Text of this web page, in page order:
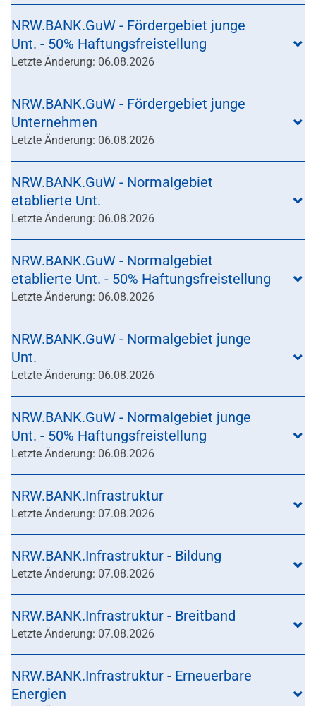
NRW.BANK.GuW - Fördergebiet junge
Unt. - 50% Haftungsfreistellung
Letzte Änderung: 06.08.2026
NRW.BANK.GuW - Fördergebiet junge
Unternehmen
Letzte Änderung: 06.08.2026
NRW.BANK.GuW - Normalgebiet
etablierte Unt.
Letzte Änderung: 06.08.2026
NRW.BANK.GuW - Normalgebiet
etablierte Unt. - 50% Haftungsfreistellung
Letzte Änderung: 06.08.2026
NRW.BANK.GuW - Normalgebiet junge
Unt.
Letzte Änderung: 06.08.2026
NRW.BANK.GuW - Normalgebiet junge
Unt. - 50% Haftungsfreistellung
Letzte Änderung: 06.08.2026
NRW.BANK.Infrastruktur
Letzte Änderung: 07.08.2026
NRW.BANK.Infrastruktur - Bildung
Letzte Änderung: 07.08.2026
NRW.BANK.Infrastruktur - Breitband
Letzte Änderung: 07.08.2026
NRW.BANK.Infrastruktur - Erneuerbare
Energien